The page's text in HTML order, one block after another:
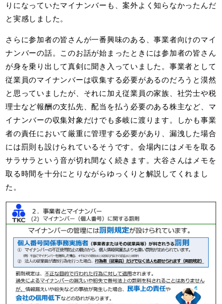
りになっていたマイナンバーも、案外よく知らなかったんだ
と実感しました。
さらに参加者の皆さんが一番興味のある、事業者向けのマイ
ナンバーの話。このお話が始まったときには参加者の皆さん
が身を乗り出して真剣に聞き入っていました。事業者として
従業員のマイナンバーは収集する必要があるのだろうと漠然
と思っていましたが、それに加え従業員の家族、社労士や税
理士など報酬の支払先、配当を払う必要のある株主など、マ
イナンバーの収集対象だけでも多岐に渡ります。しかも事業
者の責任において厳重に管理する必要があり、漏洩した場合
には罰則も設けられているそうです。会場内にはメモを取る
サラサラという音が切れ間なく続きます。大谷さんはメモを
取る時間を十分にとりながらゆっくりと解説してくれまし
た。